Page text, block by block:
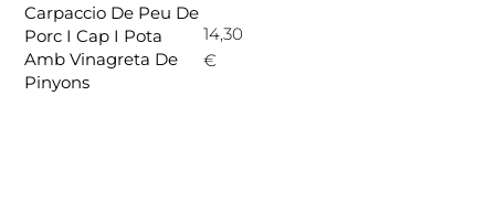
Carpaccio De Peu De
Porc I Cap I Pota
Amb Vinagreta De
Pinyons
14,30
€